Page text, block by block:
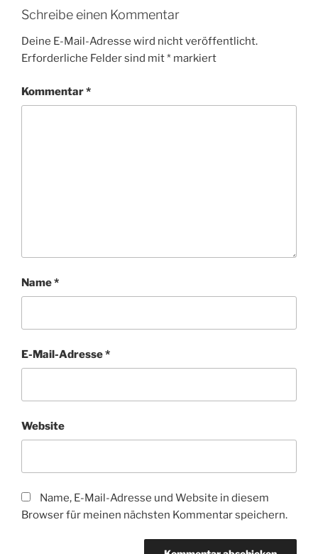
Schreibe einen Kommentar
Deine E-Mail-Adresse wird nicht veröffentlicht.
Erforderliche Felder sind mit* markiert
Kommentar*
Name*
E-Mail-Adresse*
Website
Name, E-Mail-Adresse und Website in diesem
Browser für meinen nächsten Kommentar speichern.